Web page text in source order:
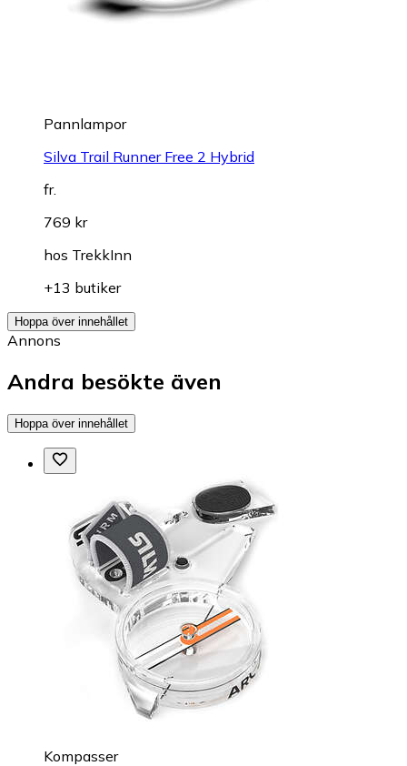
Pannlampor
Silva Trail Runner Free 2 Hybrid
fr.
769 kr
hos TrekkInn
+13 butiker
Hoppa över innehållet
Annons
Andra besökte även
Hoppa över innehållet
Kompasser